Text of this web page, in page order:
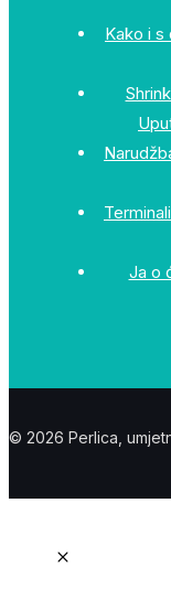
Kako i s
Ja o
© 2026 Perlica,